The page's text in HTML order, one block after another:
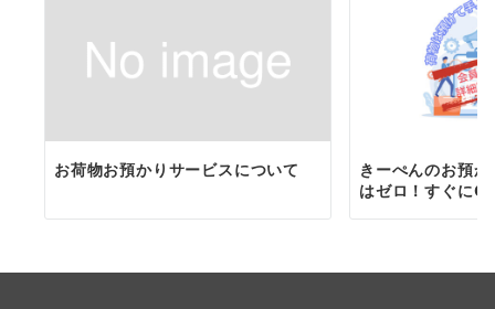
お荷物お預かりサービスについて
きーぺんのお預
はゼロ！すぐに